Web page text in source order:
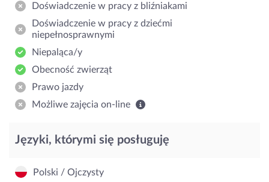
Doświadczenie w pracy z bliźniakami
Doświadczenie w pracy z dziećmi
niepełnosprawnymi
Niepaląca/y
Obecność zwierząt
Prawo jazdy
Możliwe zajęcia on-line
Języki, którymi się posługuję
Polski / Ojczysty